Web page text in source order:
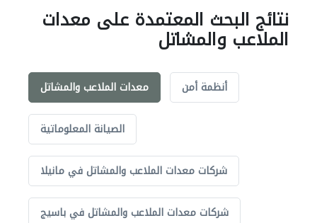
نتائج البحث المعتمدة على معدات
الملاعب والمشاتل
معدات الملاعب والمشاتل أنظمة أمن
الصيانة المعلوماتية
شركات معدات الملاعب والمشاتل في مانيلا
شركات معدات الملاعب والمشاتل في باسيج